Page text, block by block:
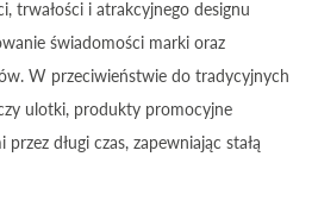
trwałości i atrakcyjnego designu
świadomości marki oraz
W przeciwieństwie do tradycyjnych
ulotki, produkty promocyjne
długi czas, zapewniając stałą